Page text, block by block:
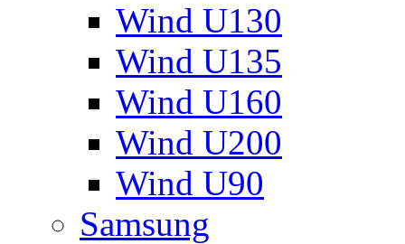
Wind U130
Wind U135
Wind U160
Wind U200
Wind U90
Samsung